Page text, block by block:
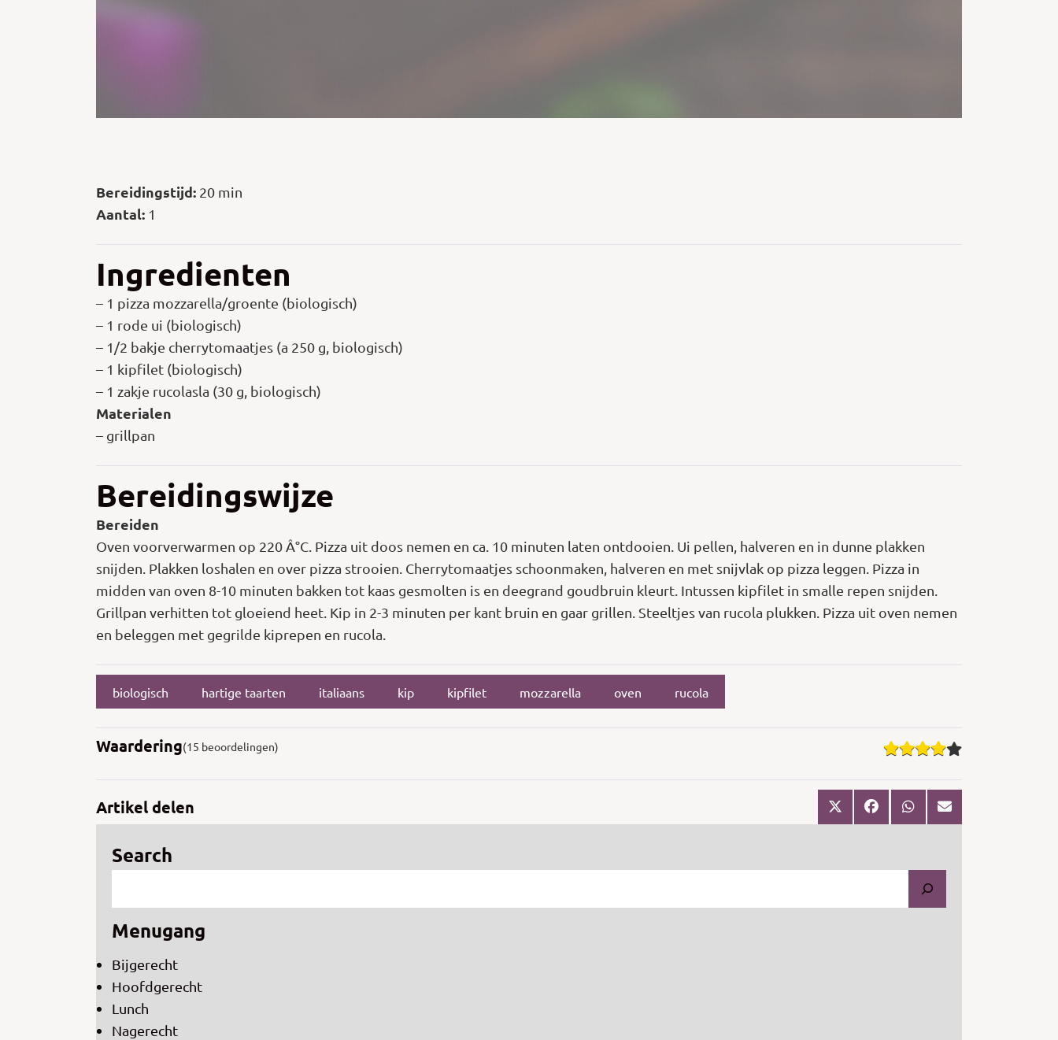
Bereidingstijd: 20 min
Aantal: 1
Ingredienten
– 1 pizza mozzarella/groente (biologisch)
– 1 rode ui (biologisch)
– 1/2 bakje cherrytomaatjes (a 250 g, biologisch)
– 1 kipfilet (biologisch)
– 1 zakje rucolasla (30 g, biologisch)
Materialen
– grillpan
Bereidingswijze
Bereiden
Oven voorverwarmen op 220 Â°C. Pizza uit doos nemen en ca. 10 minuten laten ontdooien. Ui pellen, halveren en in dunne plakken
snijden. Plakken loshalen en over pizza strooien. Cherrytomaatjes schoonmaken, halveren en met snijvlak op pizza leggen. Pizza in
midden van oven 8-10 minuten bakken tot kaas gesmolten is en deegrand goudbruin kleurt. Intussen kipfilet in smalle repen snijden.
Grillpan verhitten tot gloeiend heet. Kip in 2-3 minuten per kant bruin en gaar grillen. Steeltjes van rucola plukken. Pizza uit oven nemen
en beleggen met gegrilde kiprepen en rucola.
biologisch hartige taarten italiaans kip kipfilet mozzarella oven rucola
Waardering(15 beoordelingen)
Artikel delen
Search
Menugang
Bijgerecht
Hoofdgerecht
Lunch
Nagerecht